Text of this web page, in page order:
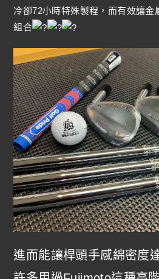
冷卻72小時特殊製程，而有效讓金
組合
進而能讓桿頭手感綿密度